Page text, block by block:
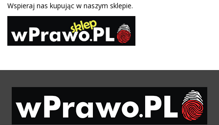
Wspieraj nas kupując w naszym sklepie.